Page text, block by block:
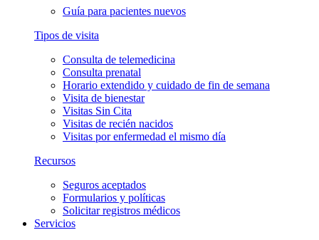
Guía para pacientes nuevos
Tipos de visita
Consulta de telemedicina
Consulta prenatal
Horario extendido y cuidado de fin de semana
Visita de bienestar
Visitas Sin Cita
Visitas de recién nacidos
Visitas por enfermedad el mismo día
Recursos
Seguros aceptados
Formularios y políticas
Solicitar registros médicos
Servicios